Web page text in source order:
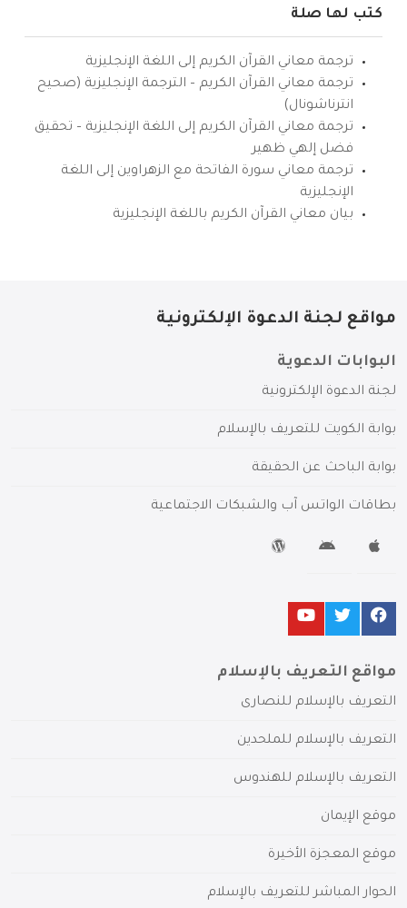
كتب لها صلة
ترجمة معاني القرآن الكريم إلى اللغة الإنجليزية
ترجمة معاني القرآن الكريم – الترجمة الإنجليزية (صحيح
انترناشونال)
ترجمة معاني القرآن الكريم إلى اللغة الإنجليزية – تحقيق
فضل إلهي ظهير
ترجمة معاني سورة الفاتحة مع الزهراوين إلى اللغة
الإنجليزية
بيان معاني القرآن الكريم باللغة الإنجليزية
مواقع لجنة الدعوة الإلكترونية
البوابات الدعوية
لجنة الدعوة الإلكترونية
بوابة الكويت للتعريف بالإسلام
بوابة الباحث عن الحقيقة
بطاقات الواتس آب والشبكات الاجتماعية
مواقع التعريف بالإسلام
التعريف بالإسلام للنصارى
التعريف بالإسلام للملحدين
التعريف بالإسلام للهندوس
موقع الإيمان
موقع المعجزة الأخيرة
الحوار المباشر للتعريف بالإسلام